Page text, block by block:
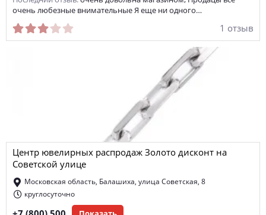
очень любезные внимательные Я еще ни одного…
1 отзыв
Центр ювелирных распродаж Золото дисконт на
Советской улице
Московская область, Балашиха, улица Советская, 8
круглосуточно